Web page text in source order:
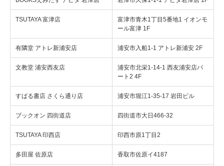
TSUTAYA 富津店
富津市青木1丁目5番地1 イオンモ
ール富津 1F
有隣堂 アトレ新浦安店 浦安市入船1-1 アトレ新浦安 2F
文教堂 浦安西友店
浦安市北栄1-14-1 西友浦安店パ
ート2 4F
すばる書店 さくら通り店 浦安市堀江1-35-17 岩田ビル
ブックオン 四街道店 四街道市大日466-32
TSUTAYA 印西店 印西市原1丁目2
多田屋 佐原店 香取市佐原イ4187